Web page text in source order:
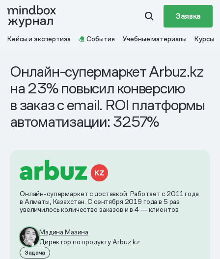
Заявка
Кейсы и экспертиза События Учебные материалы Курсы
Онлайн-супермаркет Arbuz.kz
на 23% повысил конверсию
в заказ с email. ROI платформы
автоматизации: 3257%
Онлайн-супермаркет с доставкой. Работает с 2011 года
в Алматы, Казахстан. С сентября 2019 года в 5 раз
увеличилось количество заказов и в 4 — клиентов
Мадина Мазина
Директор по продукту Arbuz.kz
Задача